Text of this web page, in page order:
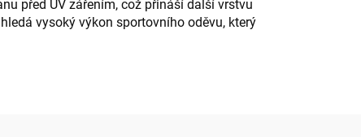
před UV zářením, což přináší další vrstvu
vysoký výkon sportovního oděvu, který